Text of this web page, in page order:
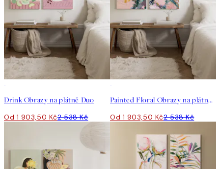
Drink Obrazy na plátně Duo
Od 1 903,50 Kč2 538 Kč
Painted Floral Obrazy na plátně Duo
Od 1 903,50 Kč2 538 Kč